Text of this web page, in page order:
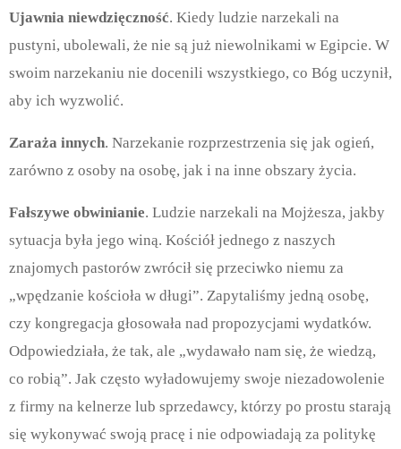
Ujawnia niewdzięczność. Kiedy ludzie narzekali na
pustyni, ubolewali, że nie są już niewolnikami w Egipcie. W
swoim narzekaniu nie docenili wszystkiego, co Bóg uczynił,
aby ich wyzwolić.
Zaraża innych. Narzekanie rozprzestrzenia się jak ogień,
zarówno z osoby na osobę, jak i na inne obszary życia.
Fałszywe obwinianie. Ludzie narzekali na Mojżesza, jakby
sytuacja była jego winą. Kościół jednego z naszych
znajomych pastorów zwrócił się przeciwko niemu za
„wpędzanie kościoła w długi”. Zapytaliśmy jedną osobę,
czy kongregacja głosowała nad propozycjami wydatków.
Odpowiedziała, że tak, ale „wydawało nam się, że wiedzą,
co robią”. Jak często wyładowujemy swoje niezadowolenie
z firmy na kelnerze lub sprzedawcy, którzy po prostu starają
się wykonywać swoją pracę i nie odpowiadają za politykę